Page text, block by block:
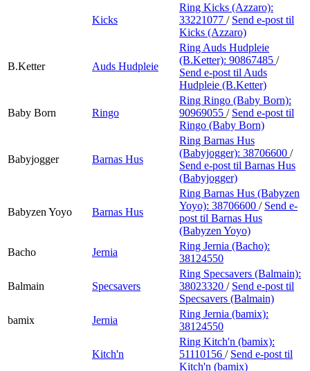
Kicks
Ring Kicks (Azzaro):
33221077 / Send e-post til
Kicks (Azzaro)
B.Ketter Auds Hudpleie
Ring Auds Hudpleie
(B.Ketter): 90867485 /
Send e-post til Auds
Hudpleie (B.Ketter)
Baby Born Ringo
Ring Ringo (Baby Born):
90969055 / Send e-post til
Ringo (Baby Born)
Babyjogger Barnas Hus
Ring Barnas Hus
(Babyjogger): 38706600 /
Send e-post til Barnas Hus
(Babyjogger)
Babyzen Yoyo Barnas Hus
Ring Barnas Hus (Babyzen
Yoyo): 38706600 / Send e-
post til Barnas Hus
(Babyzen Yoyo)
Bacho
Jernia
Ring Jernia (Bacho):
38124550
Balmain Specsavers
Ring Specsavers (Balmain):
38023320 / Send e-post til
Specsavers (Balmain)
bamix
Jernia
Ring Jernia (bamix):
38124550
Kitch'n
Ring Kitch'n (bamix):
51110156 / Send e-post til
Kitch'n (bamix)